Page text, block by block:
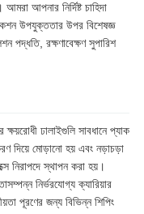
আপনার নির্দিষ্ট চাহিদা
উপযুক্ততার উপর বিশেষজ্ঞ
পদ্ধতি, রক্ষণাবেক্ষণ সুপারিশ
ঢালাইগুলি সাবধানে প্যাক
দিয়ে মোড়ানো হয় এবং নড়াচড়া
নিরাপদে স্থাপন করা হয়।
নির্ভরযোগ্য ক্যারিয়ার
পূরণের জন্য বিভিন্ন শিপিং